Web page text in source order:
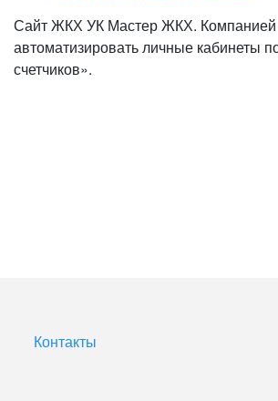
Сайт ЖКХ УК Мастер ЖКХ.
автоматизировать личные кабинеты
счетчиков».
Контакты